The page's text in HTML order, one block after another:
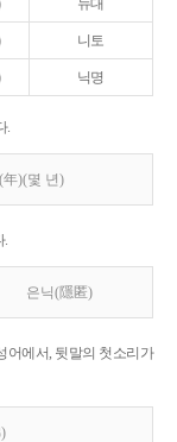
뉴대
니토
닉명
.
年)(몇 년)
.
은닉(隱匿)
어에서, 뒷말의 첫소리가